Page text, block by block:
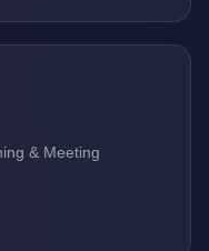
& Meeting